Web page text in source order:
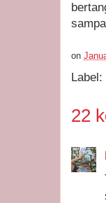
on
Label:
22